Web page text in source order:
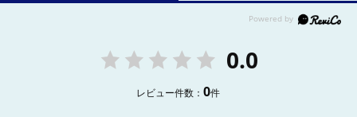
0.0
レビュー件数：0件